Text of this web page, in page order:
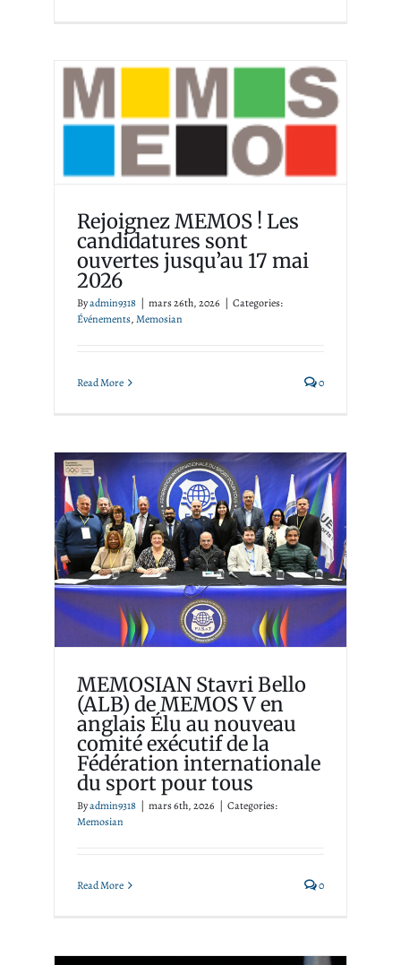
Rejoignez MEMOS ! Les
candidatures sont ouvertes
jusqu’au 17 mai 2026
Rejoignez MEMOS ! Les
candidatures sont
ouvertes jusqu’au 17 mai
2026
Byadmin9318 | mars 26th, 2026 | Categories:
Événements,Memosian
Read More 0
MEMOSIAN Stavri Bello
(ALB) de MEMOS V en
anglais Élu au nouveau
comité exécutif de la
Fédération internationale
du sport pour tous
MEMOSIAN Stavri Bello
(ALB) de MEMOS V en
anglais Élu au nouveau
comité exécutif de la
Fédération internationale
du sport pour tous
Byadmin9318 | mars 6th, 2026 | Categories:
Memosian
Read More 0